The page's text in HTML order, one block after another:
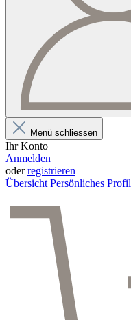
Menü schliessen
Ihr Konto
Anmelden
oderregistrieren
Übersicht Persönliches Profil